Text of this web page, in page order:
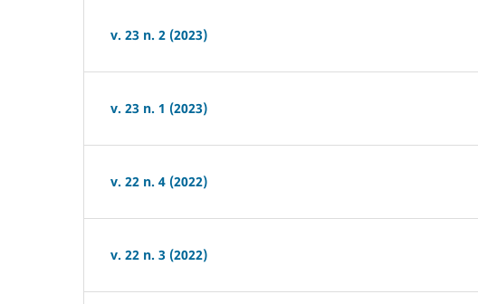
v. 23 n. 2 (2023)
v. 23 n. 1 (2023)
v. 22 n. 4 (2022)
v. 22 n. 3 (2022)